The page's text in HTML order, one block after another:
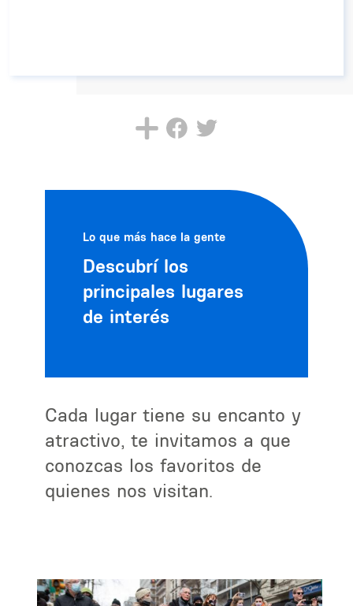
Lo que más hace la gente
Descubrí los
principales lugares
de interés
Cada lugar tiene su encanto y
atractivo, te invitamos a que
conozcas los favoritos de
quienes nos visitan.